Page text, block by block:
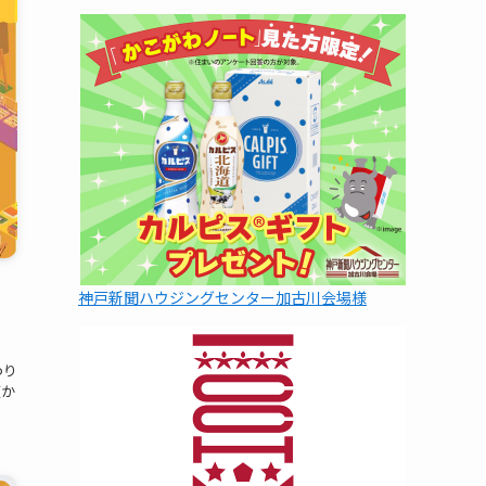
神戸新聞ハウジングセンター加古川会場様